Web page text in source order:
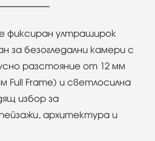
фиксиран ултраширок
за безогледални камери с
разстояние от 12 мм
Full Frame) и светлосилна
избор за
архитектура и